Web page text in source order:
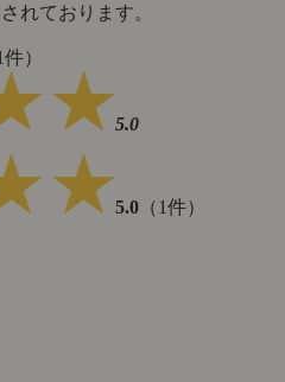
れております。
）
5.0
5.0 （1件）